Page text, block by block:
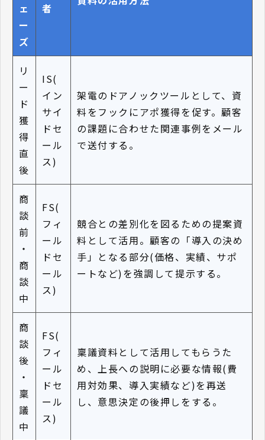
ェ
ー
ズ
者
リ
ー
ド
獲
得
直
後
IS(
イン
サイ
ドセ
ール
ス)
架電のドアノックツールとして、資
料をフックにアポ獲得を促す。顧客
の課題に合わせた関連事例をメール
で送付する。
商
談
前
・
商
談
中
FS(
フィ
ール
ドセ
ール
ス)
競合との差別化を図るための提案資
料として活用。顧客の「導入の決め
手」となる部分(価格、実績、サポ
ートなど)を強調して提示する。
商
談
後
・
稟
議
中
FS(
フィ
ール
ドセ
ール
ス)
稟議資料として活用してもらうた
め、上長への説明に必要な情報(費
用対効果、導入実績など)を再送
し、意思決定の後押しをする。